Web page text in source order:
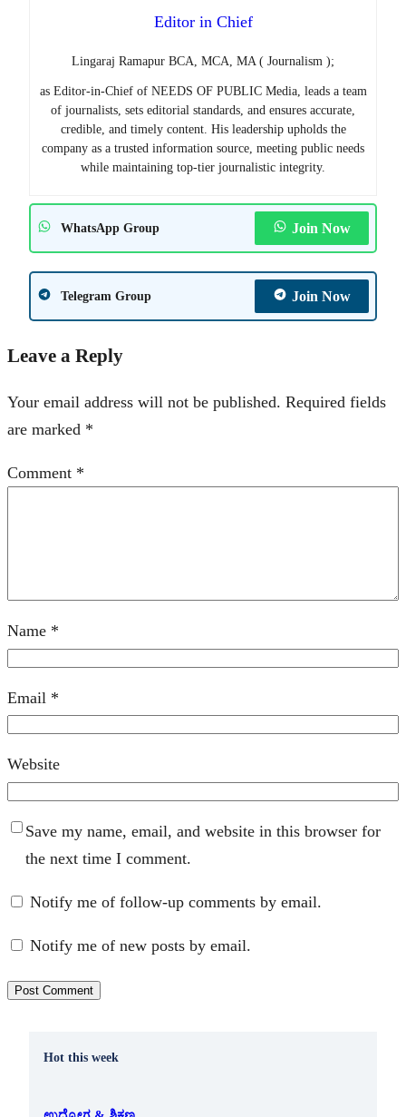
Editor in Chief
Lingaraj Ramapur BCA, MCA, MA ( Journalism );
as Editor-in-Chief of NEEDS OF PUBLIC Media, leads a team
of journalists, sets editorial standards, and ensures accurate,
credible, and timely content. His leadership upholds the
company as a trusted information source, meeting public needs
while maintaining top-tier journalistic integrity.
WhatsApp Group Join Now
Telegram Group Join Now
Leave a Reply
Your email address will not be published. Required fields
are marked *
Comment *
Name *
Email *
Website
Save my name, email, and website in this browser for
the next time I comment.
Notify me of follow-up comments by email.
Notify me of new posts by email.
Hot this week